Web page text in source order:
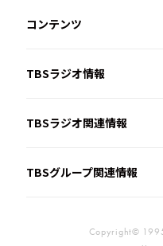
コンテンツ
TBSラジオ情報
TBSラジオ関連情報
TBSグループ関連情報
Copyright©